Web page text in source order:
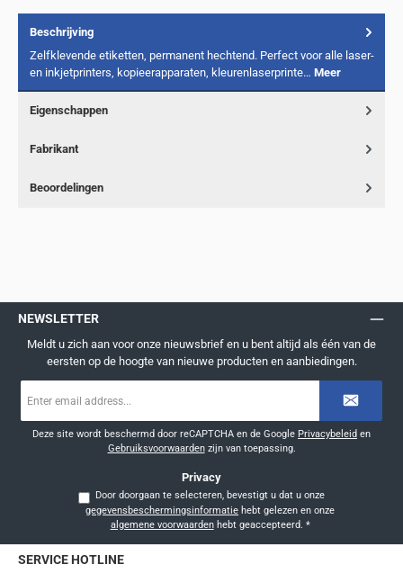
Beschrijving
Zelfklevende etiketten, permanent hechtend. Perfect voor alle laser-
en inkjetprinters, kopieerapparaten, kleurenlaserprinte… Meer
Eigenschappen
Fabrikant
Beoordelingen
NEWSLETTER
Meldt u zich aan voor onze nieuwsbrief en u bent altijd als één van de
eersten op de hoogte van nieuwe producten en aanbiedingen.
mailadres
Deze site wordt beschermd door reCAPTCHA en de Google Privacybeleid en
Gebruiksvoorwaardenzijn van toepassing.
Privacy
Door doorgaan te selecteren, bevestigt u dat u onze
gegevensbeschermingsinformatie
algemene voorwaardenhebt geaccepteerd. *
SERVICE HOTLINE